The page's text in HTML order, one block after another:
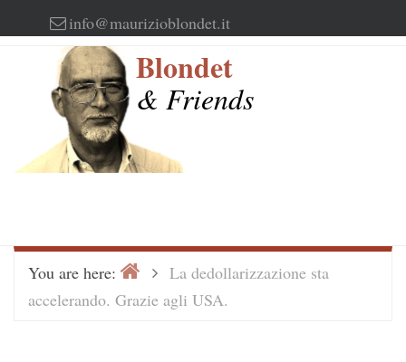
to
info@maurizioblondet.it
Blondet
& Friends
You are here: HomeLa dedollarizzazione sta
accelerando. Grazie agli USA.